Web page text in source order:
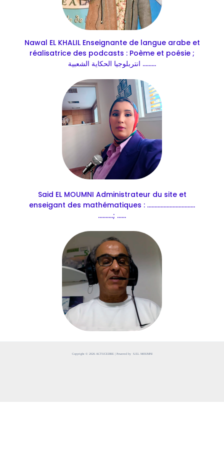
Nawal EL KHALIL Enseignante de langue arabe et
réalisatrice des podcasts : Poème et poésie ;
انتربلوجيا الحكاية الشعبية .........
Said EL MOUMNI Administrateur du site et
enseigant des mathématiques : ................................
..........; ......
Copyright © 2026 ACTUCEDRE | Powered by S.EL MOUMNI